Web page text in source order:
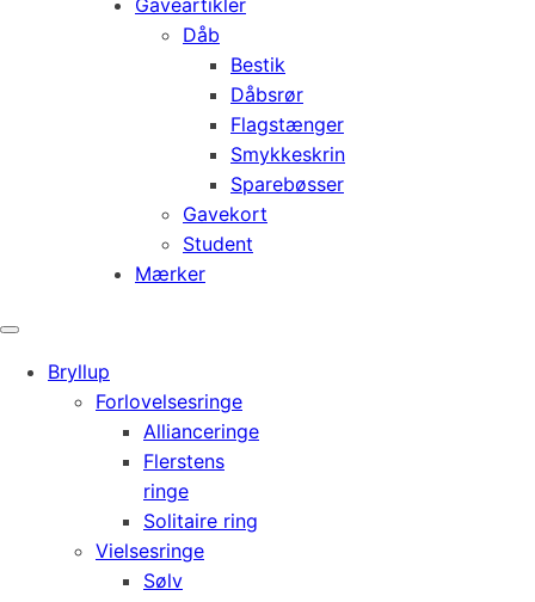
Dåb
Bestik
Dåbsrør
Flagstænger
Smykkeskrin
Sparebøsser
Gavekort
Student
Mærker
Bryllup
Forlovelsesringe
Allianceringe
Flerstens
ringe
Solitaire ring
Vielsesringe
Sølv